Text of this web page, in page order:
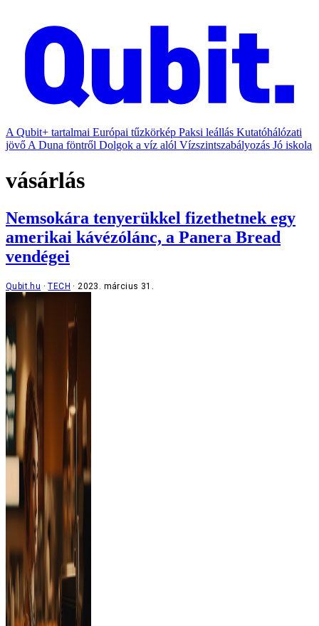
A Qubit+ tartalmai Európai tűzkörkép Paksi leállás Kutatóhálózati
jövő A Duna föntről Dolgok a víz alól Vízszintszabályozás Jó iskola
vásárlás
Nemsokára tenyerükkel fizethetnek egy
amerikai kávézólánc, a Panera Bread
vendégei
Qubit.hu TECH 2023. március 31.